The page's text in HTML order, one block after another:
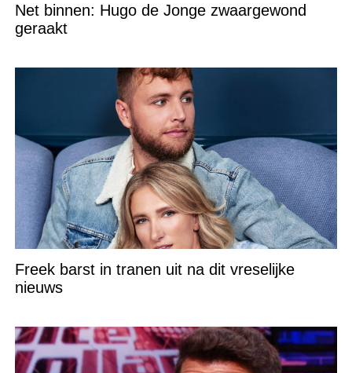
Net binnen: Hugo de Jonge zwaargewond
geraakt
Freek barst in tranen uit na dit vreselijke
nieuws